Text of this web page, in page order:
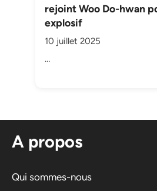
rejoint Woo Do-hwan
explosif
10 juillet 2025
…
A propos
Qui sommes-nous